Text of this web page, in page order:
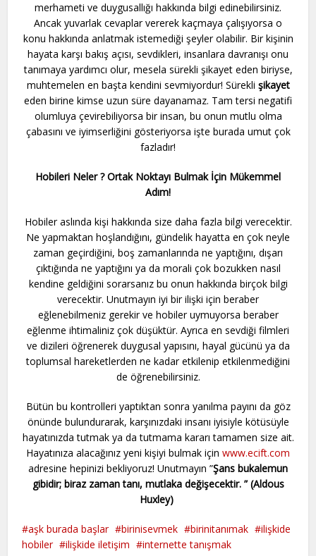
merhameti ve duygusallığı hakkında bilgi edinebilirsiniz.
Ancak yuvarlak cevaplar vererek kaçmaya çalışıyorsa o
konu hakkında anlatmak istemediği şeyler olabilir. Bir kişinin
hayata karşı bakış açısı, sevdikleri, insanlara davranışı onu
tanımaya yardımcı olur, mesela sürekli şikayet eden biriyse,
muhtemelen en başta kendini sevmiyordur! Sürekli şikayet
eden birine kimse uzun süre dayanamaz. Tam tersi negatifi
olumluya çevirebiliyorsa bir insan, bu onun mutlu olma
çabasını ve iyimserliğini gösteriyorsa işte burada umut çok
fazladır!
Hobileri Neler ? Ortak Noktayı Bulmak İçin Mükemmel
Adım!
Hobiler aslında kişi hakkında size daha fazla bilgi verecektir.
Ne yapmaktan hoşlandığını, gündelik hayatta en çok neyle
zaman geçirdiğini, boş zamanlarında ne yaptığını, dışarı
çıktığında ne yaptığını ya da morali çok bozukken nasıl
kendine geldiğini sorarsanız bu onun hakkında birçok bilgi
verecektir. Unutmayın iyi bir ilişki için beraber
eğlenebilmeniz gerekir ve hobiler uymuyorsa beraber
eğlenme ihtimaliniz çok düşüktür. Ayrıca en sevdiği filmleri
ve dizileri öğrenerek duygusal yapısını, hayal gücünü ya da
toplumsal hareketlerden ne kadar etkilenip etkilenmediğini
de öğrenebilirsiniz.
Bütün bu kontrolleri yaptıktan sonra yanılma payını da göz
önünde bulundurarak, karşınızdaki insanı iyisiyle kötüsüyle
hayatınızda tutmak ya da tutmama kararı tamamen size ait.
Hayatınıza alacağınız yeni kişiyi bulmak için www.ecift.com
adresine hepinizi bekliyoruz! Unutmayın ”Şans bukalemun
gibidir; biraz zaman tanı, mutlaka değişecektir. ” (Aldous
Huxley)
aşk burada başlar birinisevmek birinitanımak
ilişkide
hobiler
ilişkide iletişim
internette tanışmak